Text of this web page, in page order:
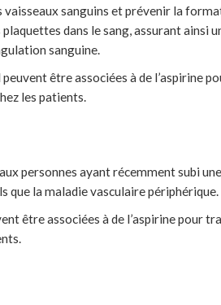
sanguins et prévenir la
dans le sang, assurant ainsi
sanguine.
être associées à de l’aspirine
les patients.
personnes ayant récemment subi
que la maladie vasculaire périphérique.
être associées à de l’aspirine pour